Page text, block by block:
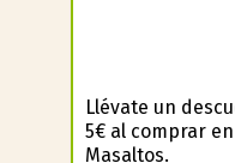
Llévate un
5€ al comprar
Masaltos.